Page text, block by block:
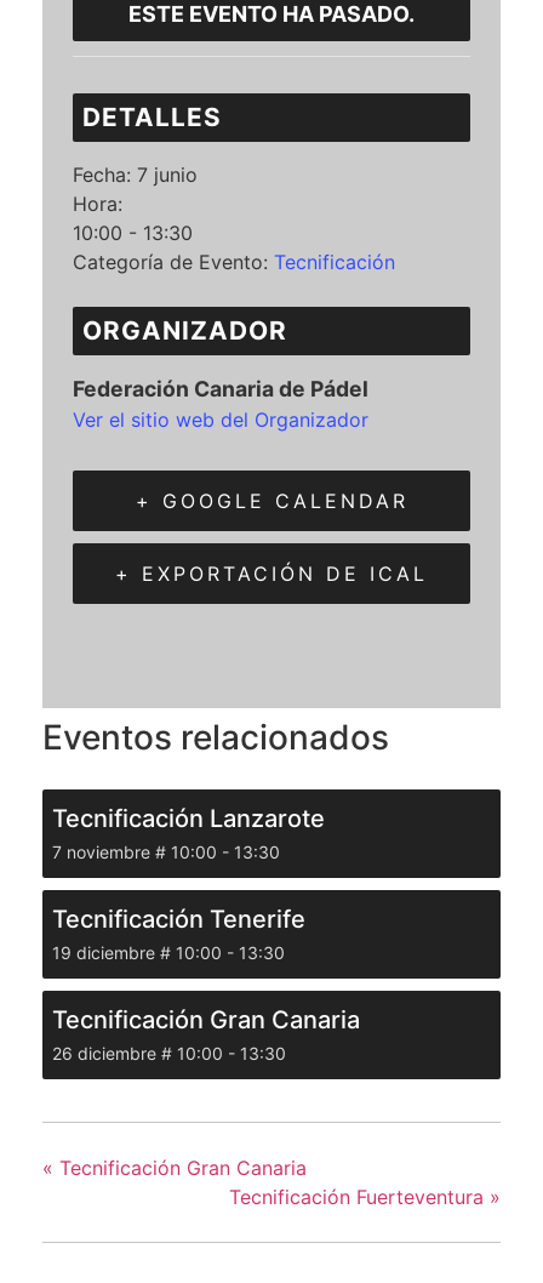
ESTE EVENTO HA PASADO.
DETALLES
Fecha: 7 junio
Hora:
10:00 - 13:30
Categoría de Evento: Tecnificación
ORGANIZADOR
Federación Canaria de Pádel
Ver el sitio web del Organizador
+ GOOGLE CALENDAR
+ EXPORTACIÓN DE ICAL
Eventos relacionados
Tecnificación Lanzarote
7 noviembre # 10:00 - 13:30
Tecnificación Tenerife
19 diciembre # 10:00 - 13:30
Tecnificación Gran Canaria
26 diciembre # 10:00 - 13:30
« Tecnificación Gran Canaria
Tecnificación Fuerteventura »